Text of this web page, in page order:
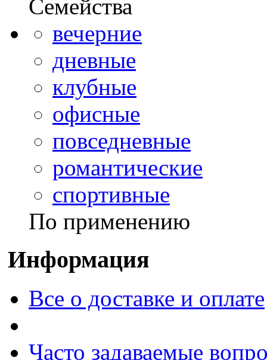
Семейства
вечерние
дневные
клубные
офисные
повседневные
романтические
спортивные
По применению
Информация
Все о доставке и оплате
Часто задаваемые